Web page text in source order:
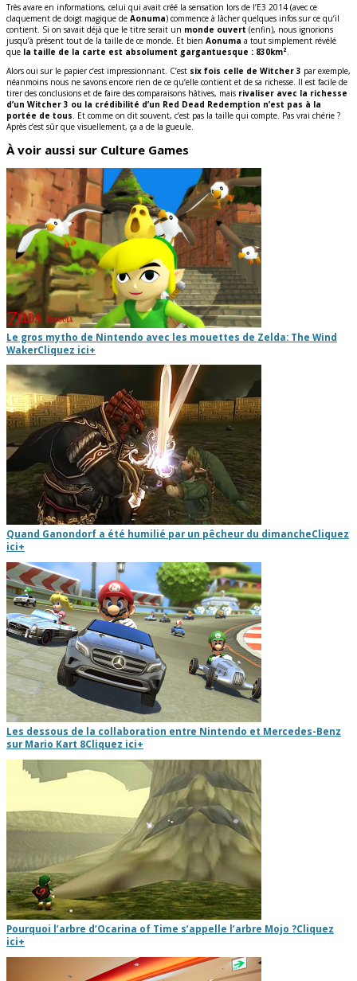
Très avare en informations, celui qui avait créé la sensation lors de l’E3 2014 (avec ce
claquement de doigt magique de Aonuma) commence à lâcher quelques infos sur ce qu’il
contient. Si on savait déjà que le titre serait un monde ouvert (enfin), nous ignorions
jusqu’à présent tout de la taille de ce monde. Et bien Aonuma a tout simplement révélé
que la taille de la carte est absolument gargantuesque : 830km².
Alors oui sur le papier c’est impressionnant. C’est six fois celle de Witcher 3 par exemple,
néanmoins nous ne savons encore rien de ce qu’elle contient et de sa richesse. Il est facile de
tirer des conclusions et de faire des comparaisons hâtives, mais rivaliser avec la richesse
d’un Witcher 3 ou la crédibilité d’un Red Dead Redemption n’est pas à la
portée de tous. Et comme on dit souvent, c’est pas la taille qui compte. Pas vrai chérie ?
Après c’est sûr que visuellement, ça a de la gueule.
À voir aussi sur Culture Games
Le gros mytho de Nintendo avec les mouettes de Zelda: The Wind
WakerCliquez ici+
Quand Ganondorf a été humilié par un pêcheur du dimancheCliquez
ici+
Les dessous de la collaboration entre Nintendo et Mercedes-Benz
sur Mario Kart 8Cliquez ici+
Pourquoi l’arbre d’Ocarina of Time s’appelle l’arbre Mojo ?Cliquez
ici+